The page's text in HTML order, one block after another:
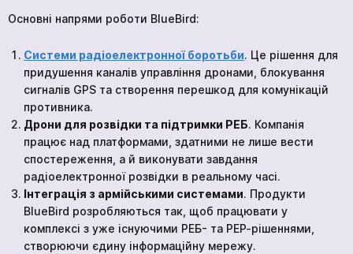
Основні напрями роботи BlueBird:
Системи радіоелектронної боротьби. Це рішення для
придушення каналів управління дронами, блокування
сигналів GPS та створення перешкод для комунікацій
противника.
Дрони для розвідки та підтримки РЕБ. Компанія
працює над платформами, здатними не лише вести
спостереження, а й виконувати завдання
радіоелектронної розвідки в реальному часі.
Інтеграція з армійськими системами. Продукти
BlueBird розробляються так, щоб працювати у
комплексі з уже існуючими РЕБ- та РЕР-рішеннями,
створюючи єдину інформаційну мережу.